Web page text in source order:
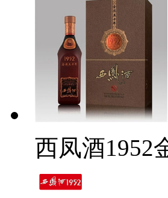
西凤酒1952